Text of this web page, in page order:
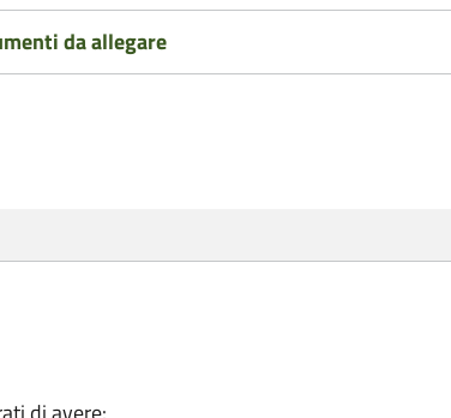
da allegare